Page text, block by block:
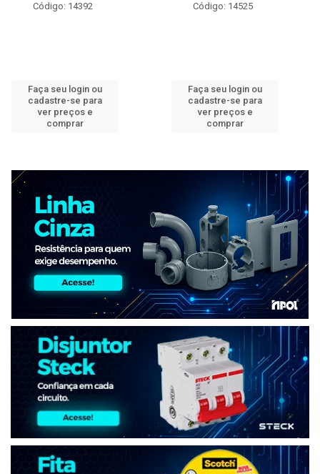
Código: 14392
Faça seu login ou
cadastre-se para
ver preços e
comprar
Código: 14525
Faça seu login ou
cadastre-se para
ver preços e
comprar